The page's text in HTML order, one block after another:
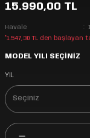
15.990,00 TL
Havale
*1.547,30 TL den başlayan
MODEL YILI SEÇİNİZ
YIL